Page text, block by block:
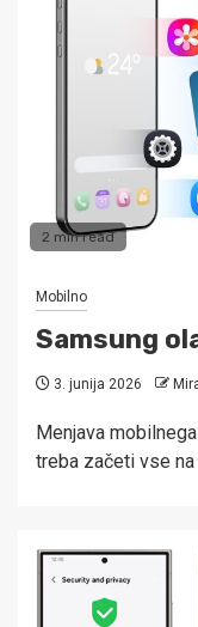
2 min read
Mobilno
Samsung
3. junija 2026
Menjava
treba začeti vse